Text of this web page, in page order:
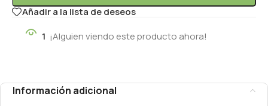
Añadir a la lista de deseos
1 ¡Alguien viendo este producto ahora!
Información adicional